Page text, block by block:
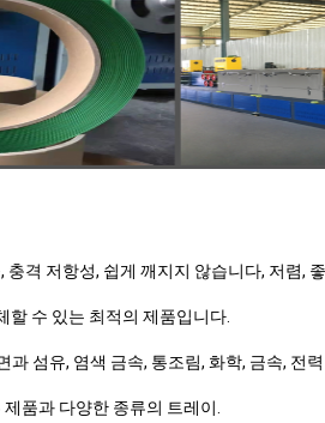
충격 저항성, 쉽게 깨지지 않습니다, 저렴,
할 수 있는 최적의 제품입니다.
과 섬유, 염색 금속, 통조림, 화학, 금속, 전
품과 다양한 종류의 트레이.